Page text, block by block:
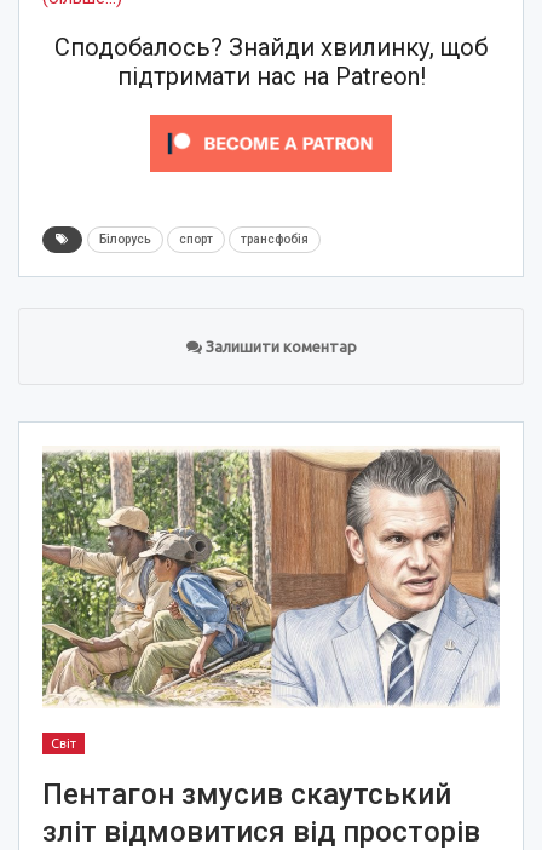
Сподобалось? Знайди хвилинку, щоб
підтримати нас на Patreon!
Білорусь спорт трансфобія
Залишити коментар
Світ
Пентагон змусив скаутський
зліт відмовитися від просторів